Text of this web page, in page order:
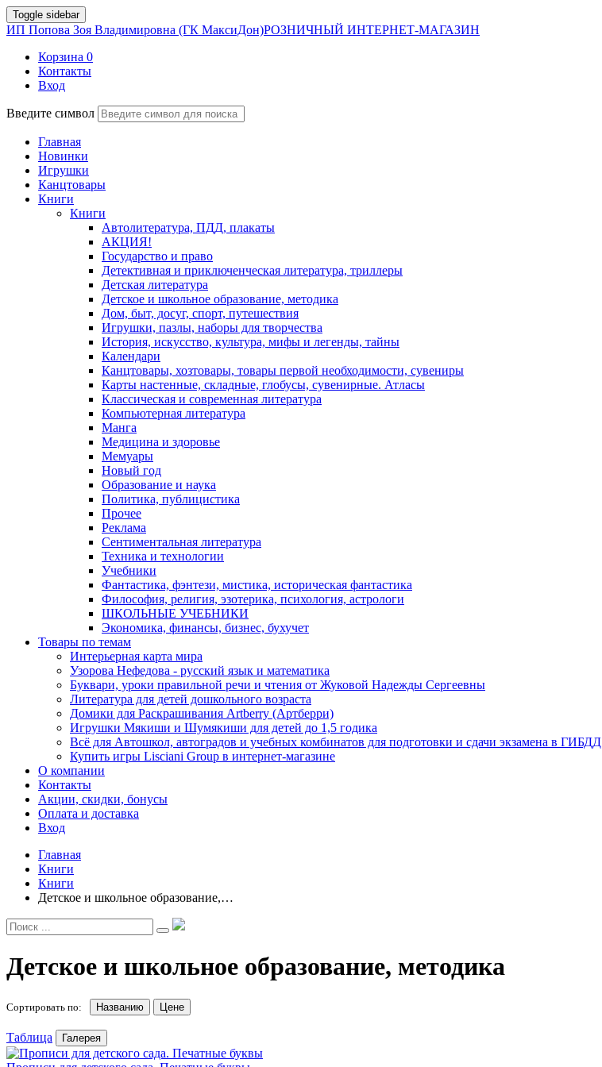
Toggle sidebar
ИП Попова Зоя Владимировна (ГК МаксиДон)РОЗНИЧНЫЙ ИНТЕРНЕТ-МАГАЗИН
Корзина 0
Контакты
Вход
Введите символ
Главная
Новинки
Игрушки
Канцтовары
Книги
Книги
Автолитература, ПДД, плакаты
АКЦИЯ!
Государство и право
Детективная и приключенческая литература, триллеры
Детская литература
Детское и школьное образование, методика
Дом, быт, досуг, спорт, путешествия
Игрушки, пазлы, наборы для творчества
История, искусство, культура, мифы и легенды, тайны
Календари
Канцтовары, хозтовары, товары первой необходимости, сувениры
Карты настенные, складные, глобусы, сувенирные. Атласы
Классическая и современная литература
Компьютерная литература
Манга
Медицина и здоровье
Мемуары
Новый год
Образование и наука
Политика, публицистика
Прочее
Реклама
Сентиментальная литература
Техника и технологии
Учебники
Фантастика, фэнтези, мистика, историческая фантастика
Философия, религия, эзотерика, психология, астрологи
ШКОЛЬНЫЕ УЧЕБНИКИ
Экономика, финансы, бизнес, бухучет
Товары по темам
Интерьерная карта мира
Узорова Нефедова - русский язык и математика
Буквари, уроки правильной речи и чтения от Жуковой Надежды Сергеевны
Литература для детей дошкольного возраста
Домики для Раскрашивания Artberry (Артберри)
Игрушки Мякиши и Шумякиши для детей до 1,5 годика
Всё для Автошкол, автоградов и учебных комбинатов для подготовки и сдачи экзамена в ГИБДД
Купить игры Lisciani Group в интернет-магазине
О компании
Контакты
Акции, скидки, бонусы
Оплата и доставка
Вход
Главная
Книги
Книги
Детское и школьное образование,…
Детское и школьное образование, методика
Сортировать по: Названию Цене
Таблица Галерея